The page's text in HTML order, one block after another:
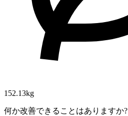
152.13kg
何か改善できることはありますか?